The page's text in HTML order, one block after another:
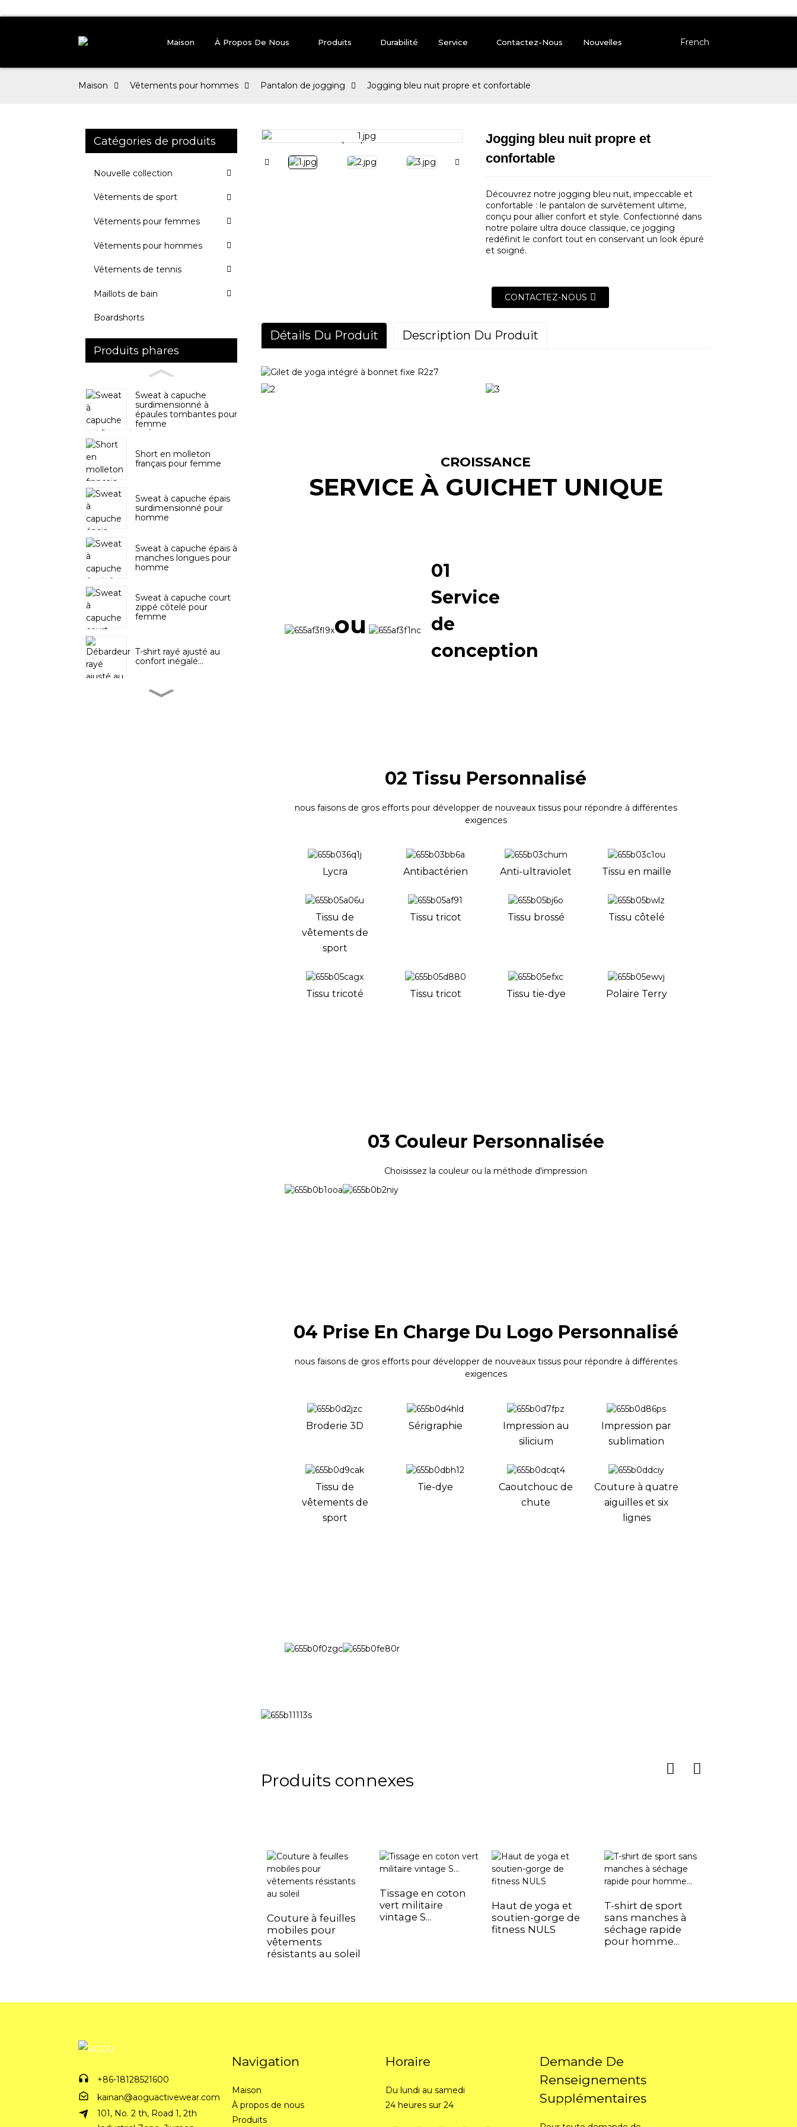
Maison À Propos De Nous Produits Durabilité Service Contactez-Nous Nouvelles French
Maison Vêtements pour hommes Pantalon de jogging Jogging bleu nuit propre et confortable
Catégories de produits
Nouvelle collection
Vêtements de sport
Vêtements pour femmes
Vêtements pour hommes
Vêtements de tennis
Maillots de bain
Boardshorts
Produits phares
Sweat à capuche
surdimensionné à
épaules tombantes pour
femme
Short en molleton
français pour femme
Sweat à capuche épais
surdimensionné pour
homme
Sweat à capuche épais à
manches longues pour
homme
Sweat à capuche court
zippé côtelé pour
femme
T-shirt rayé ajusté au
confort inégalé...
Sweat-shirt court à
Loading...
Loading... Loading...
Loading... Loading...
Loading...
Jogging bleu nuit propre et
confortable
Découvrez notre jogging bleu nuit, impeccable et
confortable : le pantalon de survêtement ultime,
conçu pour allier confort et style. Confectionné dans
notre polaire ultra douce classique, ce jogging
redéfinit le confort tout en conservant un look épuré
et soigné.
CONTACTEZ-NOUS
Détails Du Produit Description Du Produit
CROISSANCE
SERVICE À GUICHET UNIQUE
ou
01
Service
de
conception
02 Tissu Personnalisé
nous faisons de gros efforts pour développer de nouveaux tissus pour répondre à différentes
exigences
Lycra Antibactérien Anti-ultraviolet Tissu en maille
Tissu de
vêtements de
sport
Tissu tricot Tissu brossé Tissu côtelé
Tissu tricoté Tissu tricot Tissu tie-dye Polaire Terry
03 Couleur Personnalisée
Choisissez la couleur ou la méthode d'impression
04 Prise En Charge Du Logo Personnalisé
nous faisons de gros efforts pour développer de nouveaux tissus pour répondre à différentes
exigences
Broderie 3D Sérigraphie
Impression au
silicium
Impression par
sublimation
Tissu de
vêtements de
sport
Tie-dye
Caoutchouc de
chute
Couture à quatre
aiguilles et six
lignes
Produits connexes
Couture à feuilles
mobiles pour
vêtements
résistants au soleil
Tissage en coton
vert militaire
vintage S...
Haut de yoga et
soutien-gorge de
fitness NULS
T-shirt de sport
sans manches à
séchage rapide
pour homme...
+86-18128521600
kainan@aoguactivewear.com
101, No. 2 th, Road 1, 2th
Navigation
Maison
À propos de nous
Produits
Horaire
Du lundi au samedi
24 heures sur 24
Demande De
Renseignements
Supplémentaires